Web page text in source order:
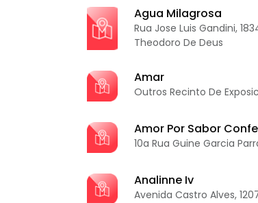
Agua Milagrosa
Rua Jose Luis Gandini,
Theodoro De Deus
Amar
Outros Recinto De
Amor Por Sabor
10a Rua Guine Garcia
Analinne Iv
Avenida Castro Alves,